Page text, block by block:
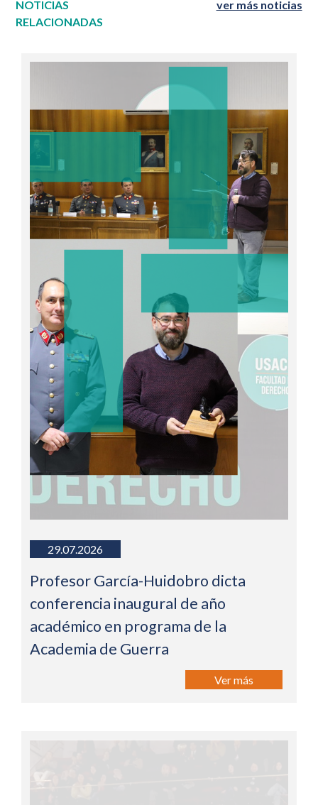
NOTICIAS
RELACIONADAS
ver más noticias
29.07.2026
Profesor García-Huidobro dicta
conferencia inaugural de año
académico en programa de la
Academia de Guerra
Ver más